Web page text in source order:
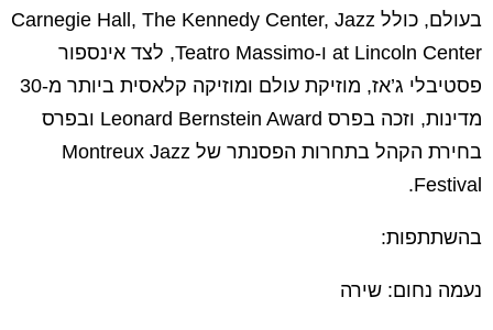
בעולם, כולל Carnegie Hall, The Kennedy Center, Jazz
at Lincoln Center ו-Teatro Massimo, לצד אינספור
פסטיבלי ג’אז, מוזיקת עולם ומוזיקה קלאסית ביותר מ-30
מדינות, וזכה בפרס Leonard Bernstein Award ובפרס
בחירת הקהל בתחרות הפסנתר של Montreux Jazz
Festival.
בהשתתפות:
נעמה נחום: שירה